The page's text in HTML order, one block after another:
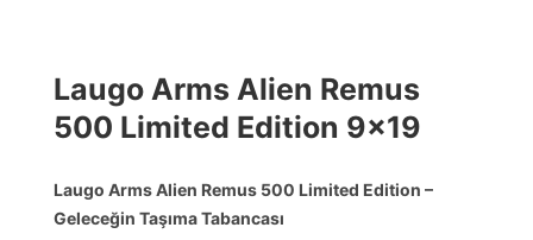
Laugo Arms Alien Remus
500 Limited Edition 9×19
Laugo Arms Alien Remus 500 Limited Edition –
Geleceğin Taşıma Tabancası